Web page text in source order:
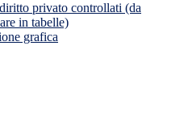
privato controllati (da
in tabelle)
grafica